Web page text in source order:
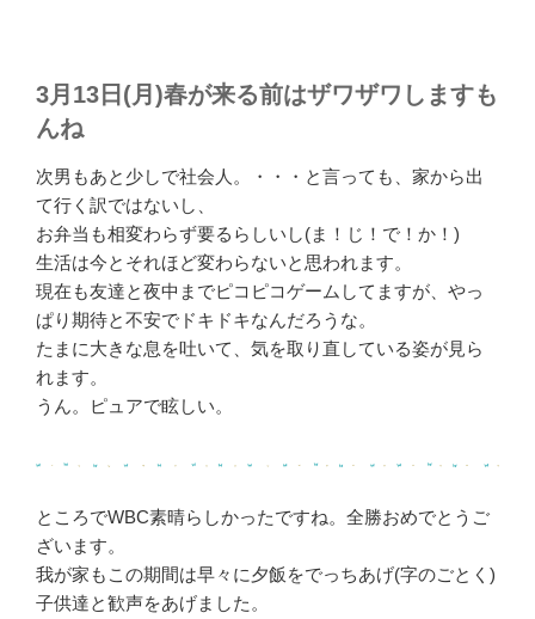
3月13日(月)春が来る前はザワザワしますも
んね
次男もあと少しで社会人。・・・と言っても、家から出
て行く訳ではないし、
お弁当も相変わらず要るらしいし(ま！じ！で！か！)
生活は今とそれほど変わらないと思われます。
現在も友達と夜中までピコピコゲームしてますが、やっ
ぱり期待と不安でドキドキなんだろうな。
たまに大きな息を吐いて、気を取り直している姿が見ら
れます。
うん。ピュアで眩しい。
ところでWBC素晴らしかったですね。全勝おめでとうご
ざいます。
我が家もこの期間は早々に夕飯をでっちあげ(字のごとく)
子供達と歓声をあげました。